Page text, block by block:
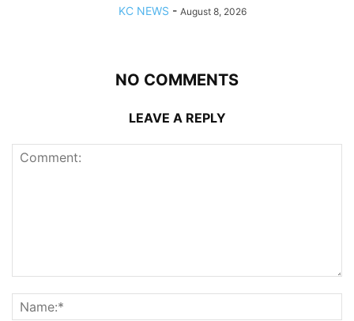
KC NEWS - August 8, 2026
NO COMMENTS
LEAVE A REPLY